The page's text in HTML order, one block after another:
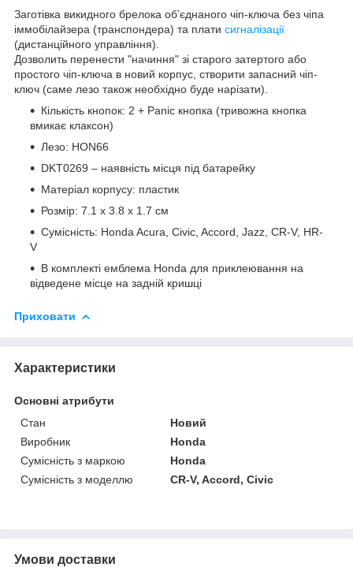
Заготівка викидного брелока об’єднаного чіп-ключа без чіпа
іммобілайзера (транспондера) та плати сигналізації
(дистанційного управління).
Дозволить перенести "начиння" зі старого затертого або
простого чіп-ключа в новий корпус, створити запасний чіп-
ключ (саме лезо також необхідно буде нарізати).
Кількість кнопок: 2 + Panic кнопка (тривожна кнопка
вмикає клаксон)
Лезо: HON66
DKT0269 – наявність місця під батарейку
Матеріал корпусу: пластик
Розмір: 7.1 х 3.8 х 1.7 см
Сумісність: Honda Acura, Civic, Accord, Jazz, CR-V, HR-
V
В комплекті емблема Honda для приклеювання на
відведене місце на задній кришці
Приховати
Характеристики
Основні атрибути
Стан
Новий
Виробник
Honda
Сумісність з маркою
Honda
Сумісність з моделлю
CR-V, Accord, Civic
Умови доставки